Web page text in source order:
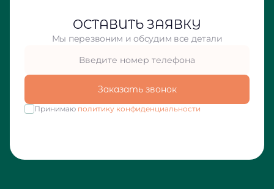
ОСТАВИТЬ ЗАЯВКУ
Мы перезвоним и обсудим все детали
Заказать звонок
Принимаю политику конфиденциальности